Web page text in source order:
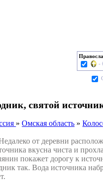
-
святой
»Омская область »
от деревни
вкусна чиста и
покажет дорогу к
так. Вода источника